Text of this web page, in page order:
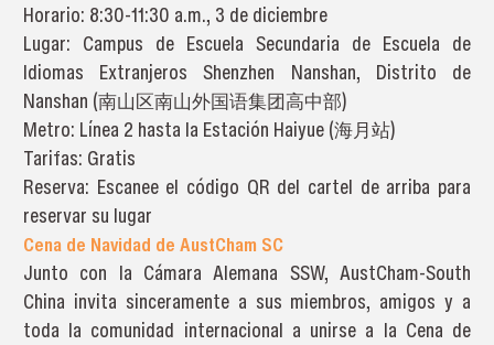
Horario: 8:30-11:30 a.m., 3 de diciembre
Lugar: Campus de Escuela Secundaria de Escuela de
Idiomas Extranjeros Shenzhen Nanshan, Distrito de
Nanshan (南山区南山外国语集团高中部)
Metro: Línea 2 hasta la Estación Haiyue (海月站)
Tarifas: Gratis
Reserva: Escanee el código QR del cartel de arriba para
reservar su lugar
Cena de Navidad de AustCham SC
Junto con la Cámara Alemana SSW, AustCham-South
China invita sinceramente a sus miembros, amigos y a
toda la comunidad internacional a unirse a la Cena de